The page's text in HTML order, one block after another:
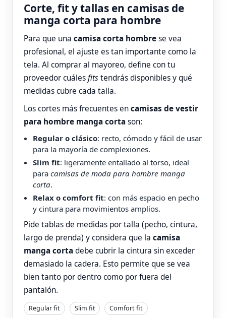
Corte, fit y tallas en camisas de
manga corta para hombre
Para que unacamisa corta hombrese vea
profesional, el ajuste es tan importante como la
tela. Al comprar al mayoreo, define con tu
proveedor cuálesfitstendrás disponibles y qué
medidas cubre cada talla.
Los cortes más frecuentes encamisas de vestir
para hombre manga cortason:
Regular o clásico: recto, cómodo y fácil de usar
para la mayoría de complexiones.
Slim fit: ligeramente entallado al torso, ideal
para camisas de moda para hombre manga
corta.
Relax o comfort fit: con más espacio en pecho
y cintura para movimientos amplios.
Pide tablas de medidas por talla (pecho, cintura,
largo de prenda) y considera que lacamisa
manga cortadebe cubrir la cintura sin exceder
demasiado la cadera. Esto permite que se vea
bien tanto por dentro como por fuera del
pantalón.
Regular fit Slim fit Comfort fit